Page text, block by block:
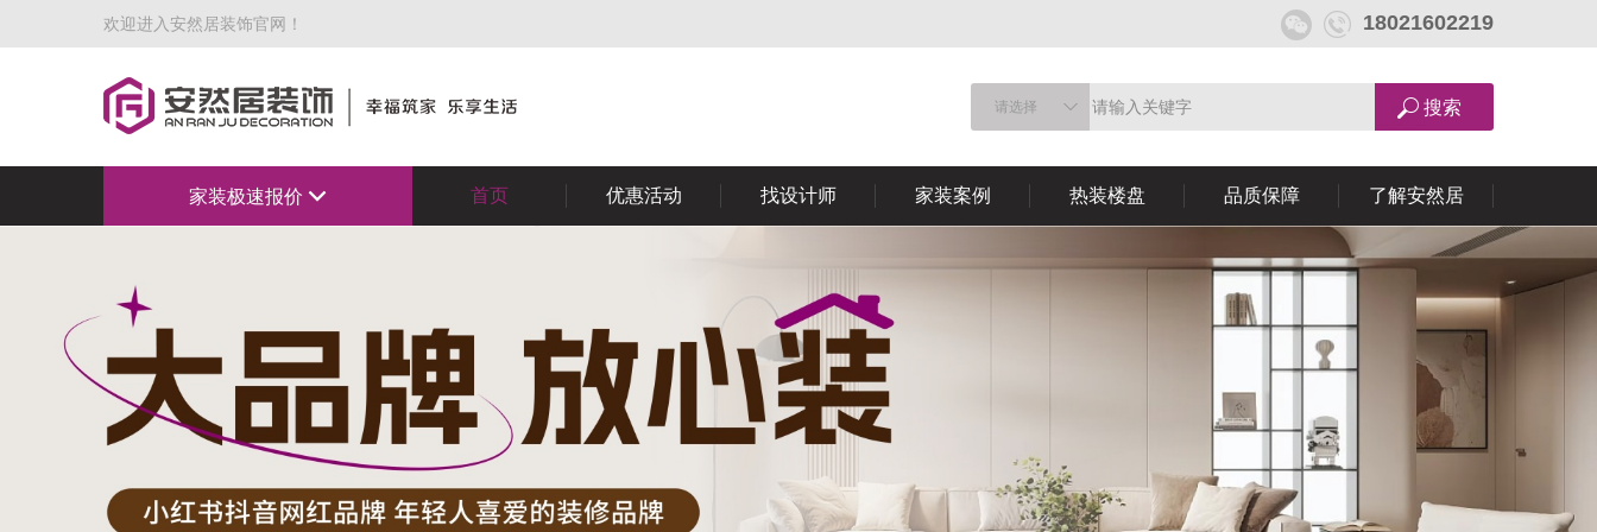
欢迎进入安然居装饰官网！ 18021602219
请选择
家装极速报价 首页 优惠活动 找设计师 家装案例 热装楼盘 品质保障 了解安然居